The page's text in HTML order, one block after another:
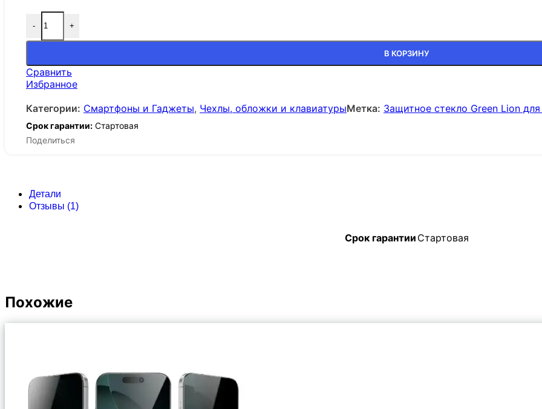
- +
В КОРЗИНУ
Сравнить
Избранное
Категории: Смартфоны и Гаджеты, Чехлы, обложки и клавиатурыМетка: Защитное стекло Green Lion для
Срок гарантии: Стартовая
Поделиться
Детали
Отзывы (1)
Срок гарантии Стартовая
Похожие